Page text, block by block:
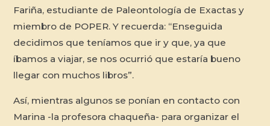
Fariña, estudiante de Paleontología de Exactas y
miembro de POPER. Y recuerda: “Enseguida
decidimos que teníamos que ir y que, ya que
íbamos a viajar, se nos ocurrió que estaría bueno
llegar con muchos libros”.
Así, mientras algunos se ponían en contacto con
Marina -la profesora chaqueña- para organizar el